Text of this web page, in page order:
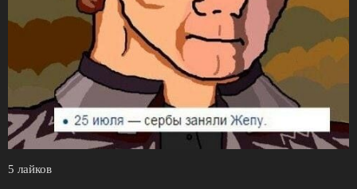
5 лайков